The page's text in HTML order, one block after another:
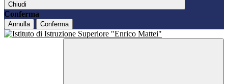
Chiudi
Conferma
Annulla Conferma